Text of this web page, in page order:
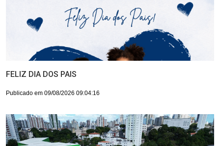
FELIZ DIA DOS PAIS
Publicado em 09/08/2026 09:04:16